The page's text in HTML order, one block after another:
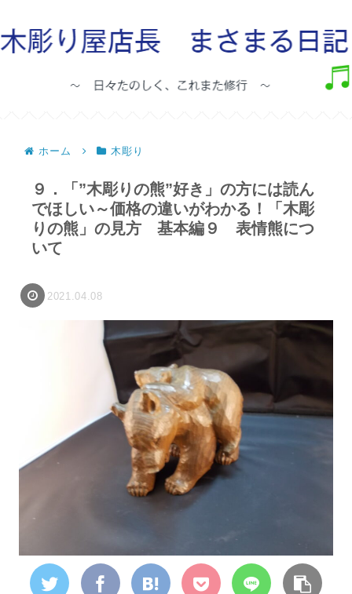
ホーム 木彫り
９．「”木彫りの熊”好き」の方には読ん
でほしい～価格の違いがわかる！「木彫
りの熊」の見方 基本編９ 表情熊につ
いて
2021.04.08